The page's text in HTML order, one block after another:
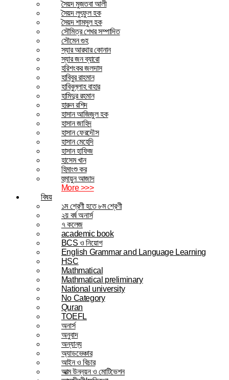
সৈয়দ মুজতবা আলী
সৈয়দ লুৎফুল হক
সৈয়দ শামসুল হক
সৌমিত্র শেখর সম্পাদিত
সৌমেন গুহ
স্যার আরথার কোনান
স্যার জন ব্যারো
হরিশংকর জলদাস
হাবিবুর রাহমান
হাবিবুল্লাহ বাহার
হামিদুর রহমান
হারুন রশিদ
হাসান আজিজুল হক
হাসান জাহিদ
হাসান ফেরদৌস
হাসান মেহেদি
হাসান হাফিজ
হাসেম খান
হিমাংশু কর
হুমায়ুন আজাদ
More >>>
বিষয়
১ম শ্রেণী হতে ৮ম শ্রেণী
২য় বর্ষ অনার্স
৭ কলেজ
academic book
BCS ও নিয়োগ
English Grammar and Language Learning
HSC
Mathmatical
Mathmatical preliminary
National university
No Category
Quran
TOEFL
অনার্স
অনুবাদ
অন্যান্য
অ্যাডভেঞ্চার
আইন ও বিচার
আত্ম উন্নয়ন ও মোটিভেশন